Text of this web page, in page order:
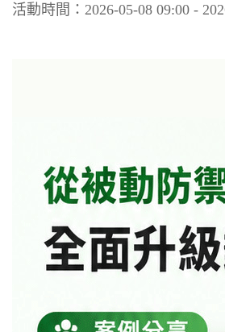
活動時間：2026-05-08 09:00 -